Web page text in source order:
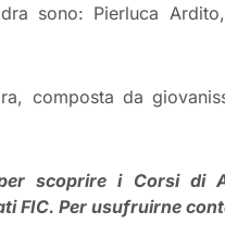
sono: Pierluca
composta da
scoprire i Corsi di
FIC. Per usufruirne